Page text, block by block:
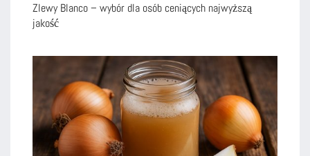
Zlewy Blanco – wybór dla osób ceniących najwyższą
jakość